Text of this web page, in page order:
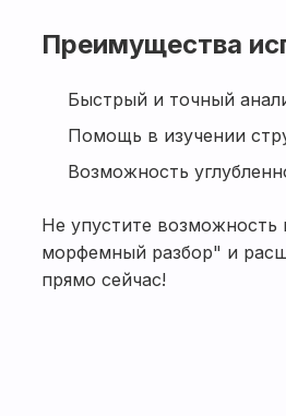
Преимущества
Быстрый и точный
Помощь в изучении
Возможность
Не упустите возможность
морфемный разбор" и
прямо сейчас!